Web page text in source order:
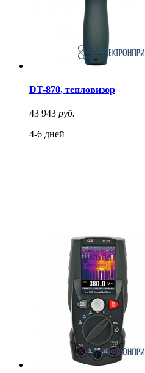
DT-870, тепловизор
43 943 руб.
4-6 дней